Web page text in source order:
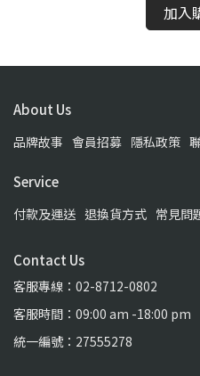
加入
About Us
品牌故事 會員招募 隱私政策
Service
付款及運送 退換貨方式 常見問
Contact Us
客服專線：02-8712-0802
客服時間：09:00 am -18:00 pm
統一編號：27555278